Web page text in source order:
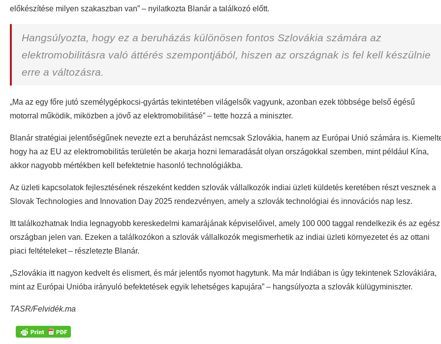
előkészítése milyen szakaszban van” – nyilatkozta Blanár a találkozó előtt.
Hangsúlyozta, hogy ez a beruházás különösen fontos Szlovákia számára az
elektromobilitásra való áttérés szempontjából, hiszen az országnak is fel kell készülnie
erre a változásra.
„Ma az egy főre jutó személygépkocsi-gyártás tekintetében világelsők vagyunk, azonban ezek többsége belső égésű
motorral működik, miközben a jövő az elektromobilitásé” – tette hozzá a miniszter.
Blanár stratégiai jelentőségűnek nevezte ezt a beruházást nemcsak Szlovákia, hanem az Európai Unió számára is.
hogy ha az EU az elektromobilitás területén be akarja hozni lemaradását olyan országokkal szemben, mint például Kína,
akkor nagyobb mértékben kell befektetnie hasonló technológiákba.
Az üzleti kapcsolatok fejlesztésének részeként kedden szlovák vállalkozók indiai üzleti küldetés keretében részt vesznek a
Slovak Technologies and Innovation Day 2025 rendezvényen, amely a szlovák technológiai és innovációs nap lesz.
Itt találkozhatnak India legnagyobb kereskedelmi kamarájának képviselőivel, amely 100 000 taggal rendelkezik és az egész
országban jelen van. Ezeken a találkozókon a szlovák vállalkozók megismerhetik az indiai üzleti környezetet és az ottani
piaci feltételeket – részletezte Blanár.
„Szlovákia itt nagyon kedvelt és elismert, és már jelentős nyomot hagytunk. Ma már Indiában is úgy tekintenek Szlovákiára,
mint az Európai Unióba irányuló befektetések egyik lehetséges kapujára” – hangsúlyozta a szlovák külügyminiszter.
TASR/Felvidék.ma